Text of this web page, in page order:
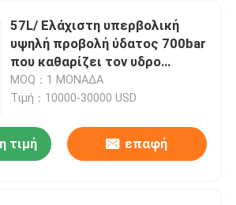
57L/ Ελάχιστη υπερβολική
υψηλή προβολή ύδατος 700bar
που καθαρίζει τον υδρο
αναβλύζοντας εξοπλισμό
MOQ：1 ΜΟΝΑΔΑ
Τιμή：10000-30000 USD
τιμή επαφή